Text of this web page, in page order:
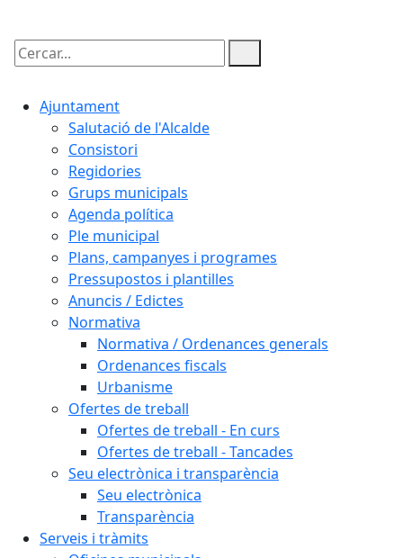
Cercar:
Ajuntament
Salutació de l'Alcalde
Consistori
Regidories
Grups municipals
Agenda política
Ple municipal
Plans, campanyes i programes
Pressupostos i plantilles
Anuncis / Edictes
Normativa
Normativa / Ordenances generals
Ordenances fiscals
Urbanisme
Ofertes de treball
Ofertes de treball - En curs
Ofertes de treball - Tancades
Seu electrònica i transparència
Seu electrònica
Transparència
Serveis i tràmits